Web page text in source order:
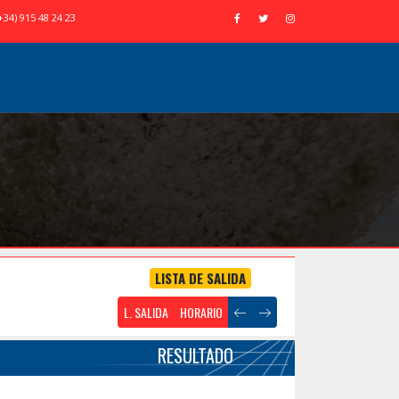
915 48 24 23
LISTA DE SALIDA
L. SALIDA HORARIO
RESULTADO